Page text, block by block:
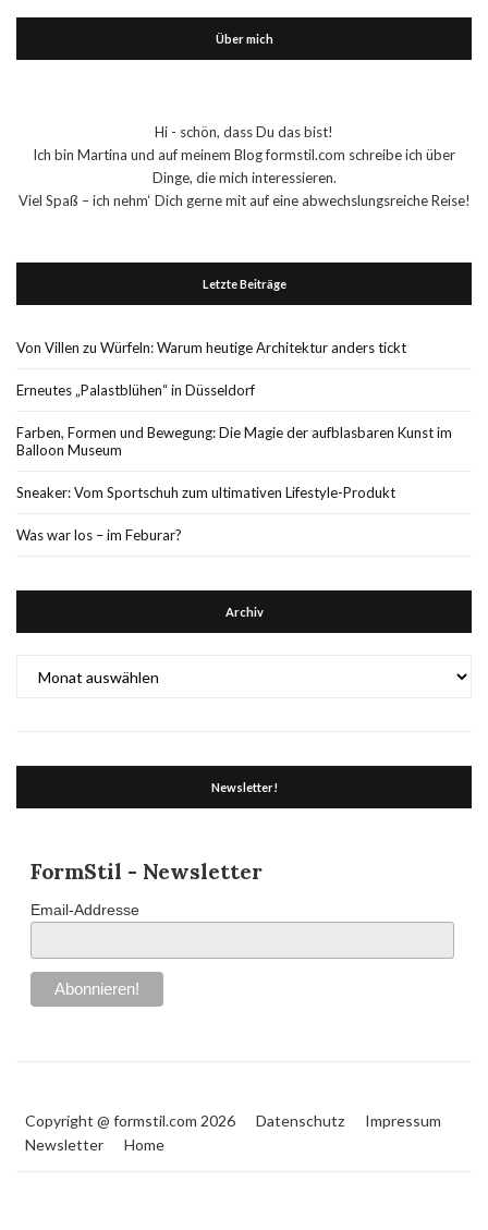
Über mich
Hi - schön, dass Du das bist!
Ich bin Martina und auf meinem Blog formstil.com schreibe ich über
Dinge, die mich interessieren.
Viel Spaß – ich nehm‘ Dich gerne mit auf eine abwechslungsreiche Reise!
Letzte Beiträge
Von Villen zu Würfeln: Warum heutige Architektur anders tickt
Erneutes „Palastblühen“ in Düsseldorf
Farben, Formen und Bewegung: Die Magie der aufblasbaren Kunst im
Balloon Museum
Sneaker: Vom Sportschuh zum ultimativen Lifestyle-Produkt
Was war los – im Feburar?
Archiv
Newsletter!
FormStil - Newsletter
Email-Addresse
Copyright @ formstil.com 2026 Datenschutz
Impressum
Newsletter
Home